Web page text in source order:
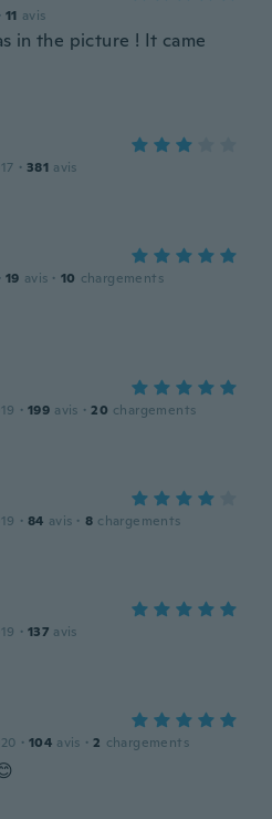
· 11 avis
in the picture ! It came
· 381 avis
· 19 avis · 10 chargements
· 199 avis · 20 chargements
· 84 avis · 8 chargements
· 137 avis
· 104 avis · 2 chargements